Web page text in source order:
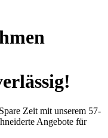
Zeit mit unserem 57-
Angebote für